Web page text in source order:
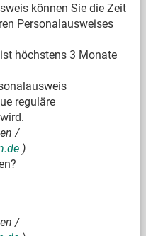
können Sie die Zeit
Personalausweises
höchstens 3 Monate
reguläre
/
)
/